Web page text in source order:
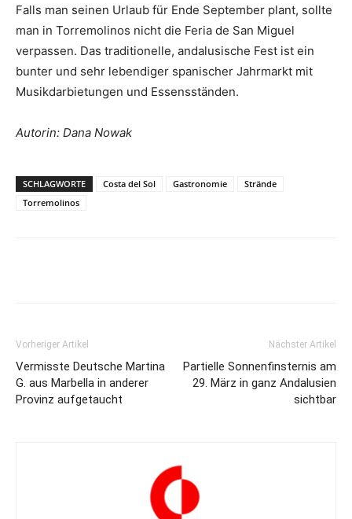
Falls man seinen Urlaub für Ende September plant, sollte
man in Torremolinos nicht die Feria de San Miguel
verpassen. Das traditionelle, andalusische Fest ist ein
bunter und sehr lebendiger spanischer Jahrmarkt mit
Musikdarbietungen und Essensständen.
Autorin: Dana Nowak
SCHLAGWORTE Costa del Sol Gastronomie
Strände
Torremolinos
Vorheriger Artikel
Vermisste Deutsche Martina
G. aus Marbella in anderer
Provinz aufgetaucht
Nächster Artikel
Partielle Sonnenfinsternis am
29. März in ganz Andalusien
sichtbar